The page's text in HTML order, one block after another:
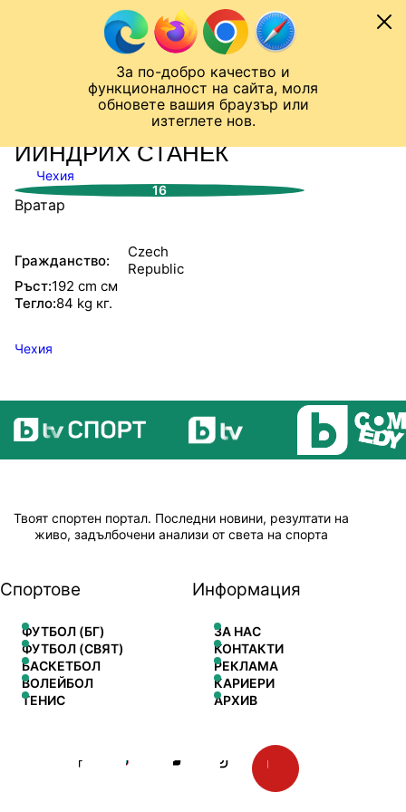
За по-добро качество и
функционалност на сайта, моля
обновете вашия браузър или
изтеглете нов.
Към съдържанието
Лига на Конференциите
СТАТИСТИКИ
ЙИНДРИХ СТАНЕК
Чехия
16
Вратар
Гражданство:
Czech
Republic
Ръст:192 cm см
Тегло:84 kg кг.
Чехия
Твоят спортен портал. Последни новини, резултати на
живо, задълбочени анализи от света на спорта
Спортове
ФУТБОЛ (БГ)
ФУТБОЛ (СВЯТ)
БАСКЕТБОЛ
ВОЛЕЙБОЛ
ТЕНИС
Информация
ЗА НАС
КОНТАКТИ
РЕКЛАМА
КАРИЕРИ
АРХИВ